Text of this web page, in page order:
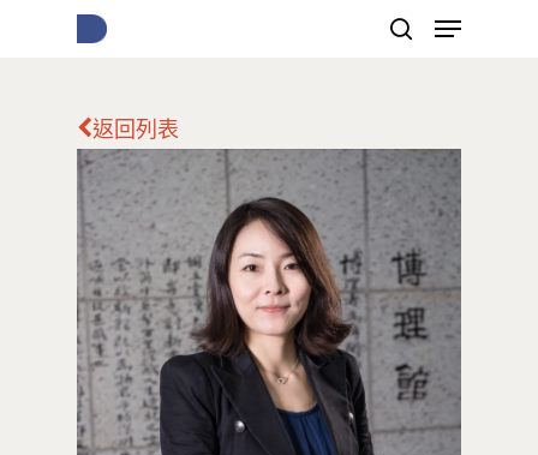
按下Enter開始搜尋，或Esc關閉跳窗
返回列表